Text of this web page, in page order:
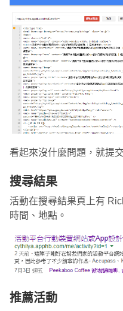
看起來沒什麼問題，就提
搜尋結果
活動在搜尋結果頁上有
時間、地點。
推薦活動